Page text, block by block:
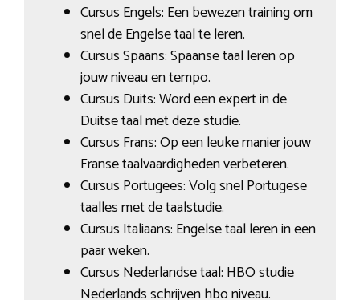
Cursus Engels: Een bewezen training om
snel de Engelse taal te leren.
Cursus Spaans: Spaanse taal leren op
jouw niveau en tempo.
Cursus Duits: Word een expert in de
Duitse taal met deze studie.
Cursus Frans: Op een leuke manier jouw
Franse taalvaardigheden verbeteren.
Cursus Portugees: Volg snel Portugese
taalles met de taalstudie.
Cursus Italiaans: Engelse taal leren in een
paar weken.
Cursus Nederlandse taal: HBO studie
Nederlands schrijven hbo niveau.